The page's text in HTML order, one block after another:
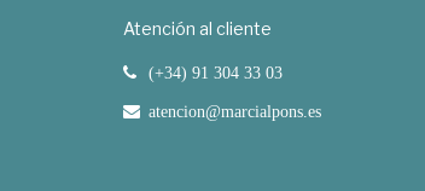
Atención al cliente
(+34) 91 304 33 03
atencion@marcialpons.es